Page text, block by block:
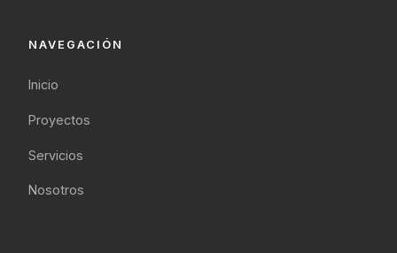
NAVEGACIÓN
Inicio
Proyectos
Servicios
Nosotros